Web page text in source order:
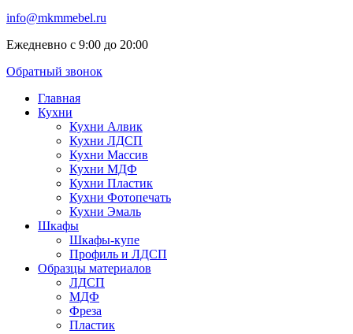
info@mkmmebel.ru
Ежедневно с 9:00 до 20:00
Обратный звонок
Главная
Кухни
Кухни Алвик
Кухни ЛДСП
Кухни Массив
Кухни МДФ
Кухни Пластик
Кухни Фотопечать
Кухни Эмаль
Шкафы
Шкафы-купе
Профиль и ЛДСП
Образцы материалов
ЛДСП
МДФ
Фреза
Пластик